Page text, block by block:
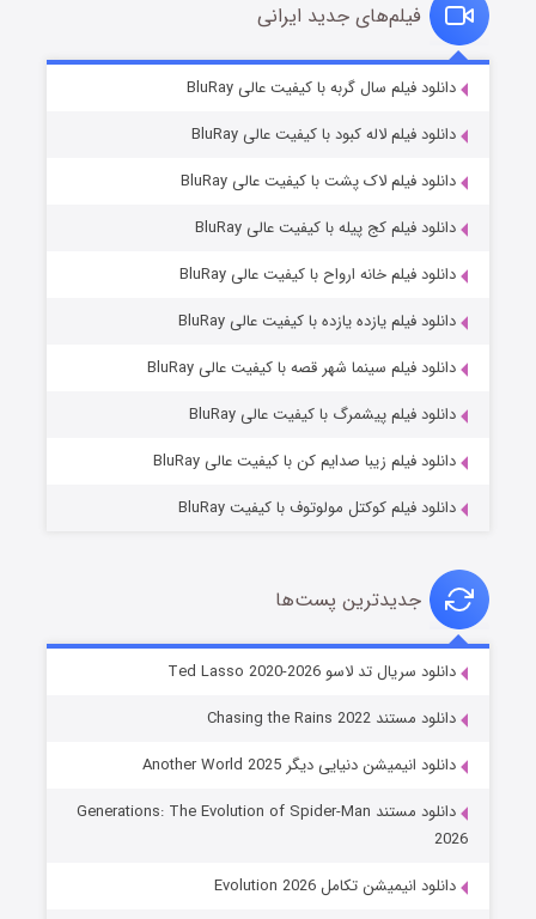
قسمت۷ (زیرنویس) منتشر شد
خاندان اژدها فصل ۳
فیلم‌های جدید ایرانی
دانلود فیلم سال گربه با کیفیت عالی BluRay
دانلود فیلم لاله کبود با کیفیت عالی BluRay
دانلود فیلم لاک پشت با کیفیت عالی BluRay
دانلود فیلم کج‌ پیله با کیفیت عالی BluRay
دانلود فیلم خانه ارواح با کیفیت عالی BluRay
دانلود فیلم یازده یازده با کیفیت عالی BluRay
دانلود فیلم سینما شهر قصه با کیفیت عالی BluRay
دانلود فیلم پیشمرگ با کیفیت عالی BluRay
دانلود فیلم زیبا صدایم کن با کیفیت عالی BluRay
دانلود فیلم کوکتل مولوتوف با کیفیت BluRay
جدیدترین پست‌ها
دانلود سریال تد لاسو Ted Lasso 2020-2026
دانلود مستند Chasing the Rains 2022
دانلود انیمیشن دنیایی دیگر Another World 2025
دانلود مستند Generations: The Evolution of Spider-Man
2026
دانلود انیمیشن تکامل Evolution 2026